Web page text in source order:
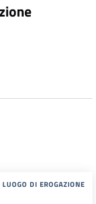
LUOGO DI EROGAZIONE